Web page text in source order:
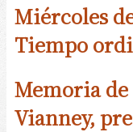
Miércoles
Tiempo
Memoria de
Vianney,